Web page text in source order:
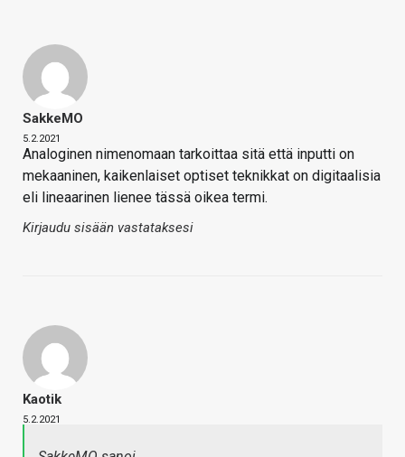
SakkeMO
5.2.2021
Analoginen nimenomaan tarkoittaa sitä että inputti on
mekaaninen, kaikenlaiset optiset teknikkat on digitaalisia
eli lineaarinen lienee tässä oikea termi.
Kirjaudu sisään vastataksesi
Kaotik
5.2.2021